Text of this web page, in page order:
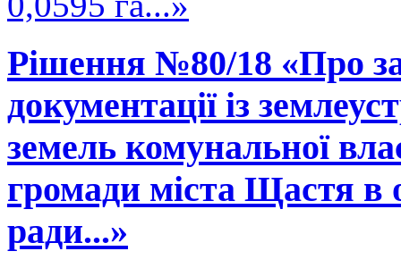
Рішення №80/18 «Про
документації із
земель комунальної
громади міста Щастя в
ради...»